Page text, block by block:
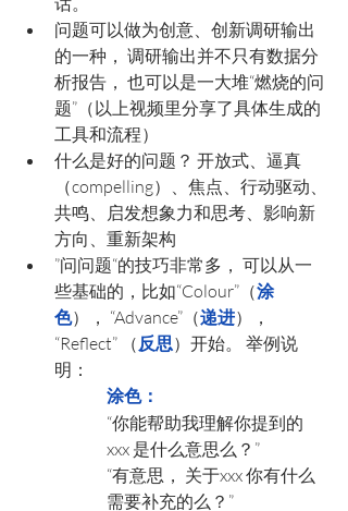
问题可以做为创意、创新调研输出
的一种， 调研输出并不只有数据分
析报告， 也可以是一大堆“燃烧的问
题”（以上视频里分享了具体生成的
工具和流程）
什么是好的问题？ 开放式、逼真
（compelling）、焦点、行动驱动、
共鸣、启发想象力和思考、影响新
方向、重新架构
”问问题“的技巧非常多， 可以从一
些基础的，比如“Colour”（涂
色）， “Advance”（递进），
“Reflect” （ 反思）开始。 举例说
明：
涂色：
“你能帮助我理解你提到的
xxx 是什么意思么？”
“有意思， 关于xxx 你有什么
需要补充的么？”